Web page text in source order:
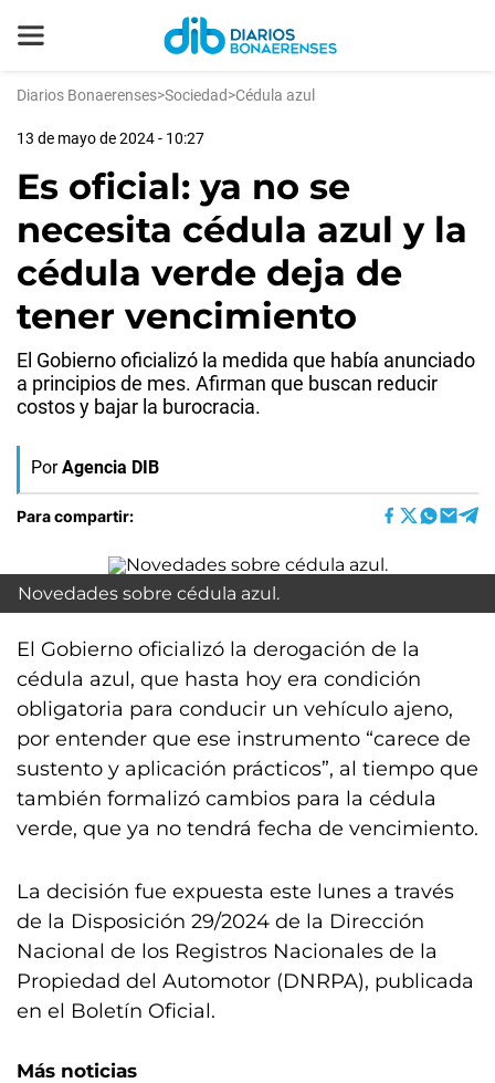
Diarios Bonaerenses>Sociedad>Cédula azul
13 de mayo de 2024 - 10:27
Es oficial: ya no se
necesita cédula azul y la
cédula verde deja de
tener vencimiento
El Gobierno oficializó la medida que había anunciado
a principios de mes. Afirman que buscan reducir
costos y bajar la burocracia.
Por Agencia DIB
Para compartir:
Novedades sobre cédula azul.
El Gobierno oficializó la derogación de la
cédula azul, que hasta hoy era condición
obligatoria para conducir un vehículo ajeno,
por entender que ese instrumento “carece de
sustento y aplicación prácticos”, al tiempo que
también formalizó cambios para la cédula
verde, que ya no tendrá fecha de vencimiento.
La decisión fue expuesta este lunes a través
de la Disposición 29/2024 de la Dirección
Nacional de los Registros Nacionales de la
Propiedad del Automotor (DNRPA), publicada
en el Boletín Oficial.
Más noticias